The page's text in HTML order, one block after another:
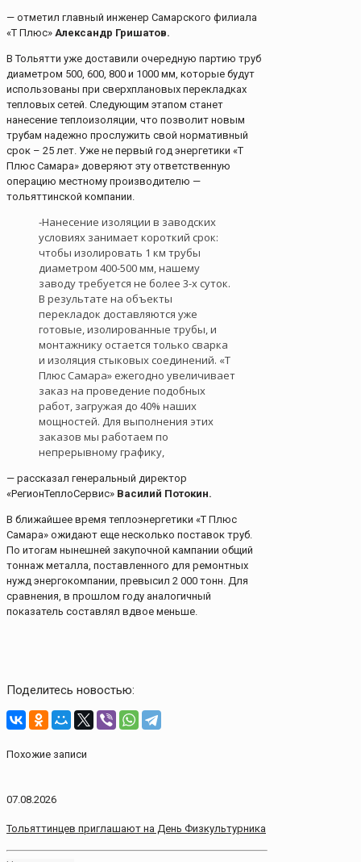
— отметил главный инженер Самарского филиала
«Т Плюс» Александр Гришатов.
В Тольятти уже доставили очередную партию труб
диаметром 500, 600, 800 и 1000 мм, которые будут
использованы при сверхплановых перекладках
тепловых сетей. Следующим этапом станет
нанесение теплоизоляции, что позволит новым
трубам надежно прослужить свой нормативный
срок – 25 лет. Уже не первый год энергетики «Т
Плюс Самара» доверяют эту ответственную
операцию местному производителю —
тольяттинской компании.
-Нанесение изоляции в заводских
условиях занимает короткий срок:
чтобы изолировать 1 км трубы
диаметром 400-500 мм, нашему
заводу требуется не более 3-х суток.
В результате на объекты
перекладок доставляются уже
готовые, изолированные трубы, и
монтажнику остается только сварка
и изоляция стыковых соединений. «Т
Плюс Самара» ежегодно увеличивает
заказ на проведение подобных
работ, загружая до 40% наших
мощностей. Для выполнения этих
заказов мы работаем по
непрерывному графику,
— рассказал генеральный директор
«РегионТеплоСервис» Василий Потокин.
В ближайшее время теплоэнергетики «Т Плюс
Самара» ожидают еще несколько поставок труб.
По итогам нынешней закупочной кампании общий
тоннаж металла, поставленного для ремонтных
нужд энергокомпании, превысил 2 000 тонн. Для
сравнения, в прошлом году аналогичный
показатель составлял вдвое меньше.
Поделитесь новостью:
Похожие записи
07.08.2026
Тольяттинцев приглашают на День Физкультурника